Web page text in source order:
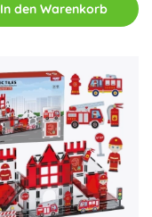
In den Warenkorb